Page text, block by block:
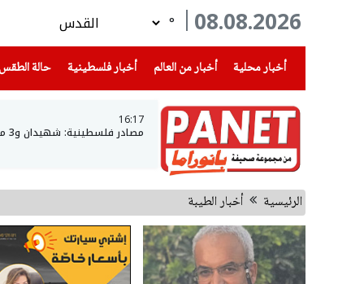
08.08.2026
°
أخبار محلية
(current) أخبار من العالم أخبار فلسطينية(current) حالة الطقس
16:17
مصادر فلسطينية: شهيدان و3 مصابين في غزة - رئيس الأركان: نوجه ضربات لحماس بشكل منهجي
الرئيسية أخبار الطيبة